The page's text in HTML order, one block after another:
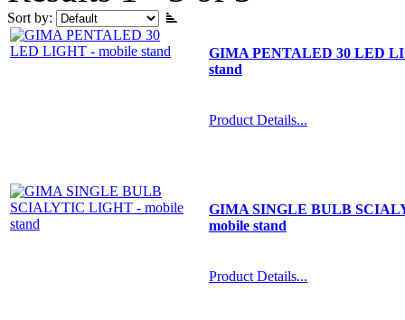
Sort by:
GIMA PENTALED 30 LED
stand
Product Details...
GIMA SINGLE BULB
mobile stand
Product Details...